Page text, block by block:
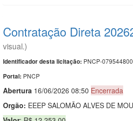
Contratação Direta
visual.)
Identificador desta licitação: PNCP-
Portal: PNCP
Abertura 16/06/2026 08:50 Encerrada
Orgão: EEEP SALOMÃO ALVES DE